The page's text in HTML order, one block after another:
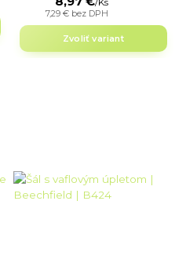
/Ks
7,29 € bez DPH
Zvoliť variant